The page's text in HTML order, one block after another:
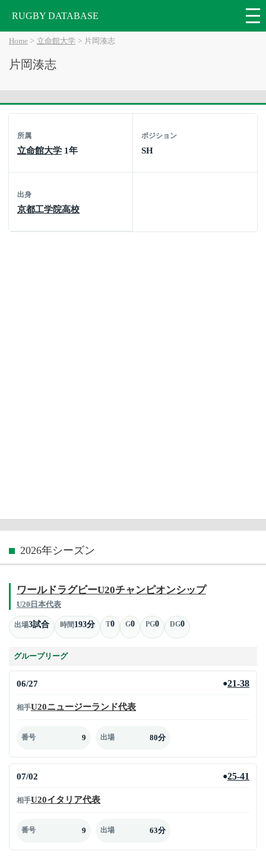
RUGBY DATABASE
Home 立命館大学 片岡湊志
片岡湊志
所属
立命館大学 1年
ポジション
SH
出身
京都工学院高校
2026年シーズン
ワールドラグビーU20チャンピオンシップ
U20日本代表
出場3試合 時間193分 T0 G0 PG0 DG0
グループリーグ
06/27 ●21-38
相手U20ニュージーランド代表
番号 9 出場 80分
07/02 ●25-41
相手U20イタリア代表
番号 9 出場 63分